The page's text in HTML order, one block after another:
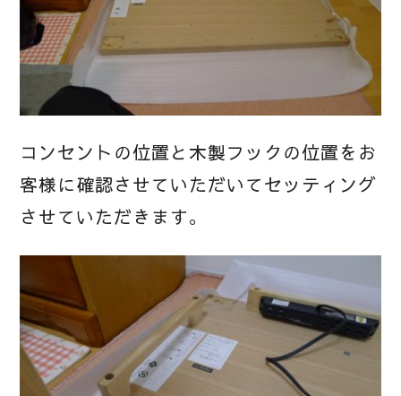
コンセントの位置と木製フックの位置をお
客様に確認させていただいてセッティング
させていただきます。